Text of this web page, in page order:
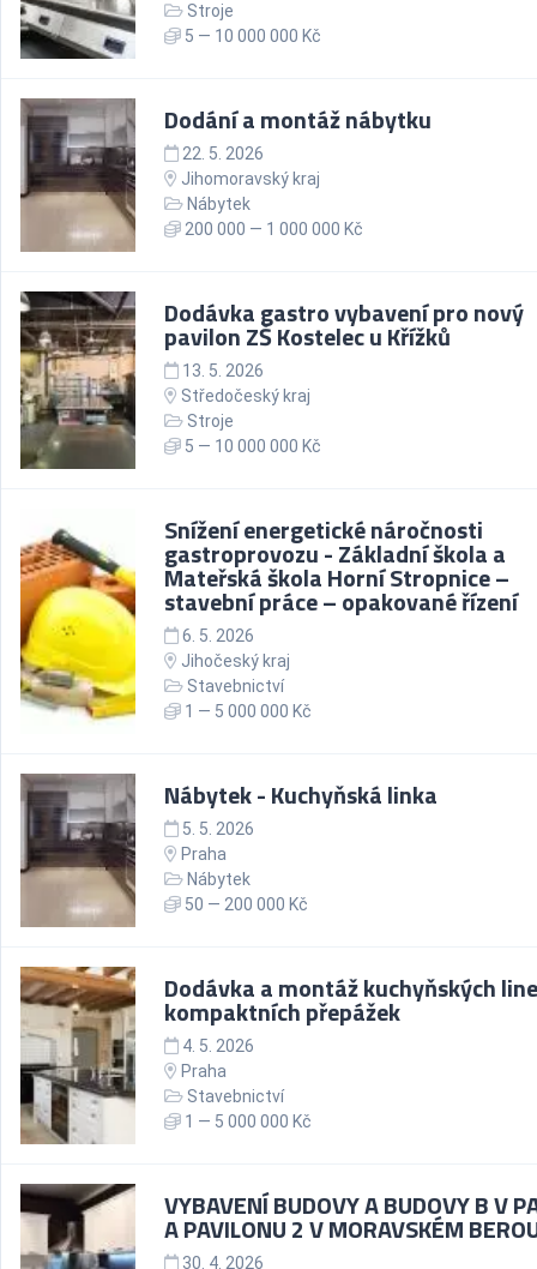
Stroje
5 — 10 000 000 Kč
Dodání a montáž nábytku
22. 5. 2026
Jihomoravský kraj
Nábytek
200 000 — 1 000 000 Kč
Dodávka gastro vybavení pro nový
pavilon ZŠ Kostelec u Křížků
13. 5. 2026
Středočeský kraj
Stroje
5 — 10 000 000 Kč
Snížení energetické náročnosti
gastroprovozu - Základní škola a
Mateřská škola Horní Stropnice –
stavební práce – opakované řízení
6. 5. 2026
Jihočeský kraj
Stavebnictví
1 — 5 000 000 Kč
Nábytek - Kuchyňská linka
5. 5. 2026
Praha
Nábytek
50 — 200 000 Kč
Dodávka a montáž kuchyňských
kompaktních přepážek
4. 5. 2026
Praha
Stavebnictví
1 — 5 000 000 Kč
VYBAVENÍ BUDOVY A BUDOVY B V
A PAVILONU 2 V MORAVSKÉM
30. 4. 2026